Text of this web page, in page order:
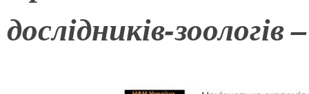
дослідників-зоологів